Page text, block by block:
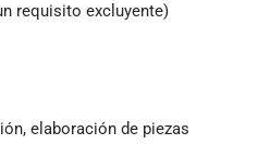
requisito excluyente)
elaboración de piezas